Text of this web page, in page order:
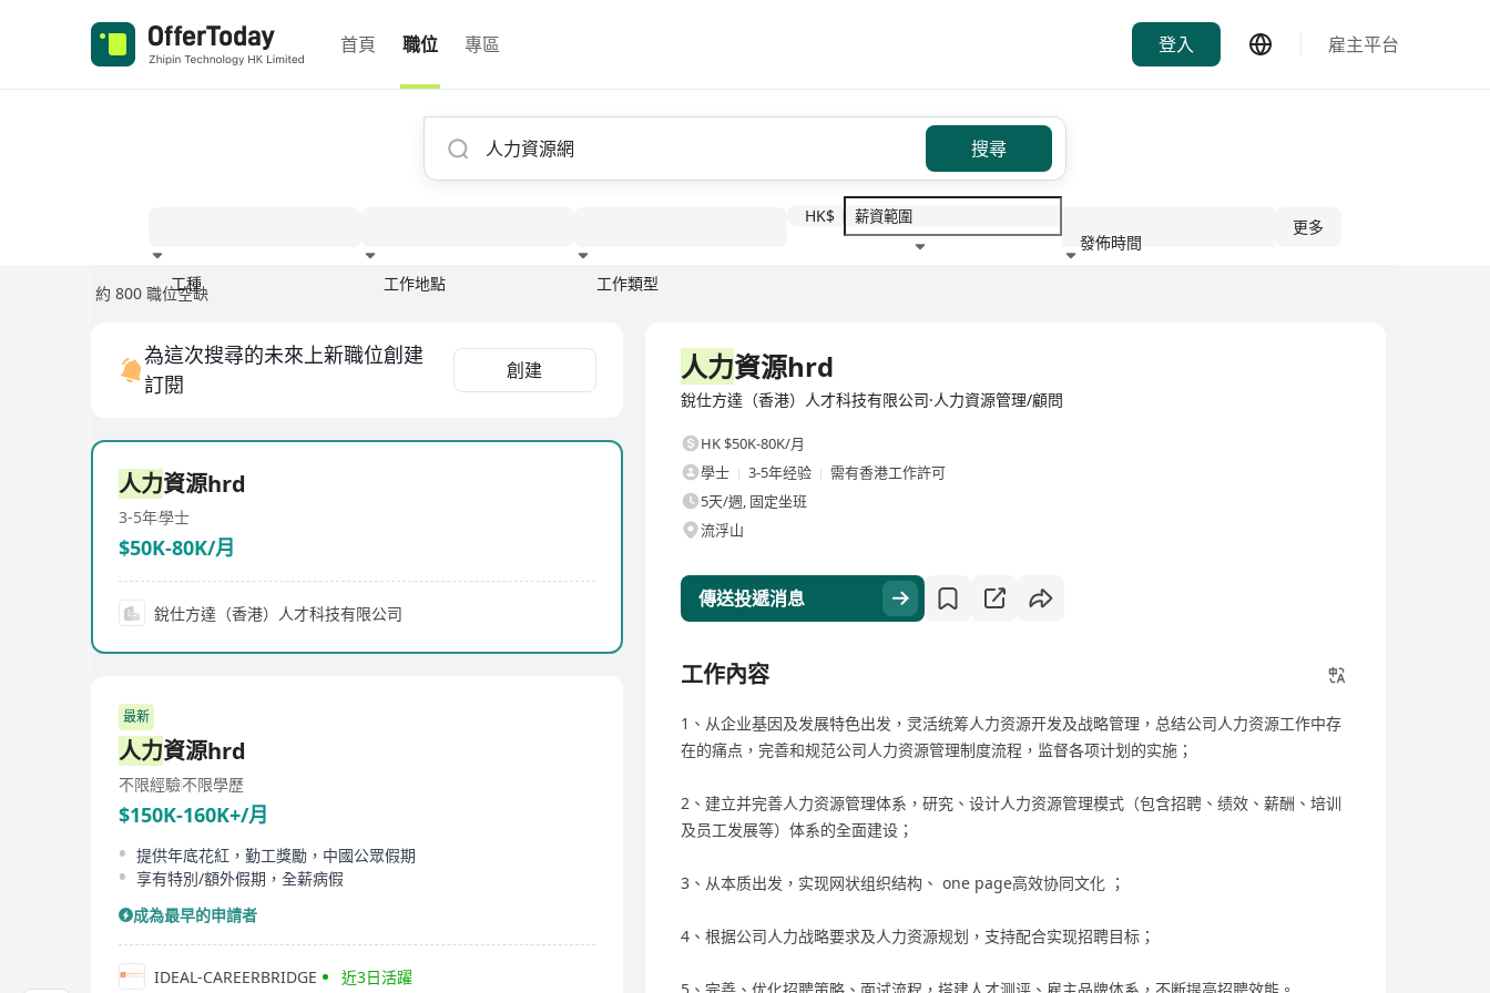
首頁 職位 專區 登入 雇主平台
搜尋
工種 工作地點 工作類型
HK$
發佈時間
更多
約 800 職位空缺
為這次搜尋的未來上新職位創建
訂閱
創建
人力資源hrd
3-5年學士
$50K-80K/月
銳仕方達（香港）人才科技有限公司
最新
人力資源hrd
不限經驗不限學歷
$150K-160K+/月
提供年底花紅，勤工獎勵，中國公眾假期
享有特別/額外假期，全薪病假
成為最早的申請者
IDEAL-CAREERBRIDGE 近3日活躍
人力資源hrd
銳仕方達（香港）人才科技有限公司·人力資源管理/顧問
HK $50K-80K/月
學士
3-5年经验
需有香港工作許可
5天/週, 固定坐班
流浮山
傳送投遞消息
工作內容
1、从企业基因及发展特色出发，灵活统筹人力资源开发及战略管理，总结公司人力资源工作中存
在的痛点，完善和规范公司人力资源管理制度流程，监督各项计划的实施；
2、建立并完善人力资源管理体系，研究、设计人力资源管理模式（包含招聘、绩效、薪酬、培训
及员工发展等）体系的全面建设；
3、从本质出发，实现网状组织结构、 one page高效协同文化 ；
4、根据公司人力战略要求及人力资源规划，支持配合实现招聘目标；